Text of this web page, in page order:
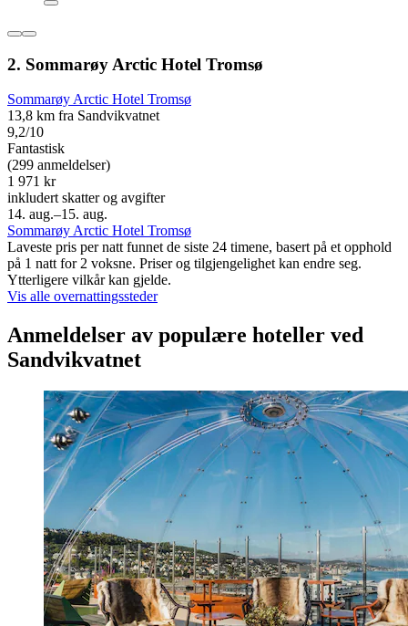
2. Sommarøy Arctic Hotel Tromsø
Sommarøy Arctic Hotel Tromsø
13,8 km fra Sandvikvatnet
9,2/10
Fantastisk
(299 anmeldelser)
1 971 kr
inkludert skatter og avgifter
14. aug.–15. aug.
Sommarøy Arctic Hotel Tromsø
Laveste pris per natt funnet de siste 24 timene, basert på et opphold
på 1 natt for 2 voksne. Priser og tilgjengelighet kan endre seg.
Ytterligere vilkår kan gjelde.
Vis alle overnattingssteder
Anmeldelser av populære hoteller ved
Sandvikvatnet